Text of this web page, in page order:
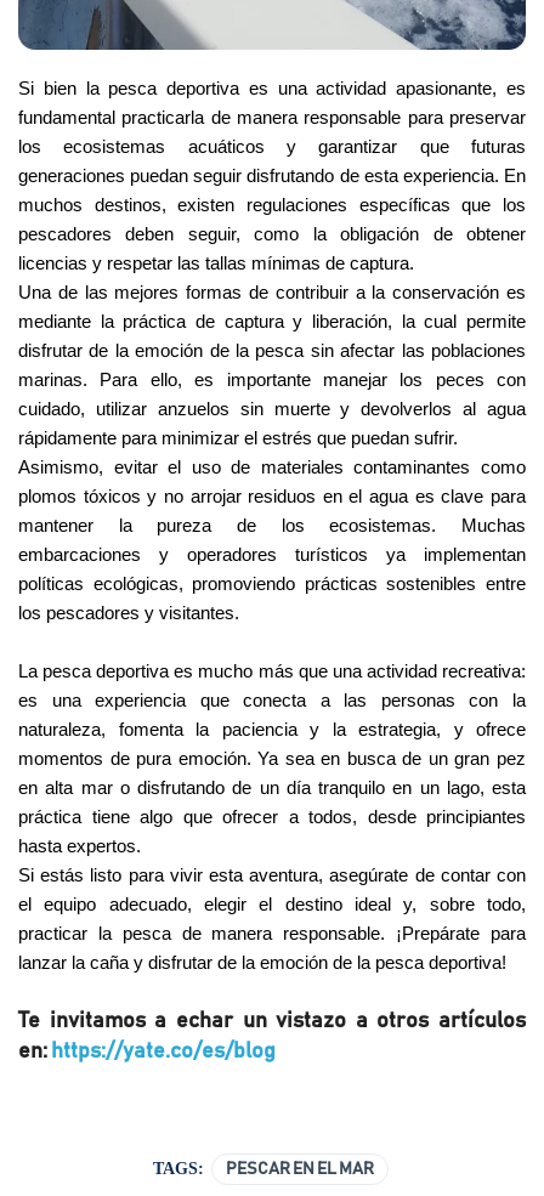
Si bien la pesca deportiva es una actividad apasionante, es
fundamental practicarla de manera responsable para preservar
los ecosistemas acuáticos y garantizar que futuras
generaciones puedan seguir disfrutando de esta experiencia. En
muchos destinos, existen regulaciones específicas que los
pescadores deben seguir, como la obligación de obtener
licencias y respetar las tallas mínimas de captura.
Una de las mejores formas de contribuir a la conservación es
mediante la práctica de captura y liberación, la cual permite
disfrutar de la emoción de la pesca sin afectar las poblaciones
marinas. Para ello, es importante manejar los peces con
cuidado, utilizar anzuelos sin muerte y devolverlos al agua
rápidamente para minimizar el estrés que puedan sufrir.
Asimismo, evitar el uso de materiales contaminantes como
plomos tóxicos y no arrojar residuos en el agua es clave para
mantener la pureza de los ecosistemas. Muchas
embarcaciones y operadores turísticos ya implementan
políticas ecológicas, promoviendo prácticas sostenibles entre
los pescadores y visitantes.
La pesca deportiva es mucho más que una actividad recreativa:
es una experiencia que conecta a las personas con la
naturaleza, fomenta la paciencia y la estrategia, y ofrece
momentos de pura emoción. Ya sea en busca de un gran pez
en alta mar o disfrutando de un día tranquilo en un lago, esta
práctica tiene algo que ofrecer a todos, desde principiantes
hasta expertos.
Si estás listo para vivir esta aventura, asegúrate de contar con
el equipo adecuado, elegir el destino ideal y, sobre todo,
practicar la pesca de manera responsable. ¡Prepárate para
lanzar la caña y disfrutar de la emoción de la pesca deportiva!
Te invitamos a echar un vistazo a otros artículos
en: https://yate.co/es/blog
TAGS: PESCAR EN EL MAR